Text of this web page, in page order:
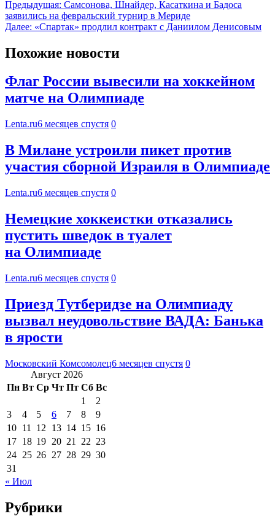
Предыдущая: Самсонова, Шнайдер, Касаткина и Бадоса
заявились на февральский турнир в Мериде
Далее: «Спартак» продлил контракт с Даниилом Денисовым
Похожие новости
Флаг России вывесили на хоккейном
матче на Олимпиаде
Lenta.ru6 месяцев спустя 0
В Милане устроили пикет против
участия сборной Израиля в Олимпиаде
Lenta.ru6 месяцев спустя 0
Немецкие хоккеистки отказались
пустить шведок в туалет
на Олимпиаде
Lenta.ru6 месяцев спустя 0
Приезд Тутберидзе на Олимпиаду
вызвал неудовольствие ВАДА: Банька
в ярости
Московский Комсомолец6 месяцев спустя 0
Август 2026
Пн Вт Ср Чт Пт Сб Вс
1
2
3
4 5 6 7 8
9
10 11 12 13 14 15 16
17 18 19 20 21 22 23
24 25 26 27 28 29 30
31
« Июл
Рубрики